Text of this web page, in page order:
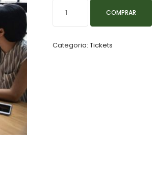
Ticket
quantidade
COMPRAR
Categoria: Tickets